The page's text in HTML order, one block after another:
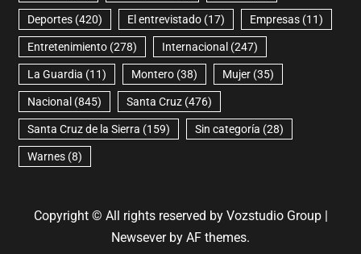
Deportes(420) El entrevistado(17) Empresas(11)
Entretenimiento(278) Internacional (247)
La Guardia (11) Montero(38) Mujer(35)
Nacional (845) Santa Cruz(476)
Santa Cruz de la Sierra (159) Sin categoría (28)
Warnes(8)
Copyright © All rights reserved by Vozstudio Group |
Newseverby AF themes.